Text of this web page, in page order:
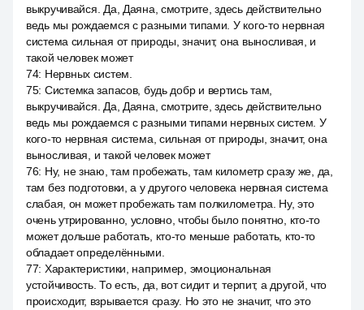
выкручивайся. Да, Даяна, смотрите, здесь действительно
ведь мы рождаемся с разными типами. У кого-то нервная
система сильная от природы, значит, она выносливая, и
такой человек может
74: Нервных систем.
75: Системка запасов, будь добр и вертись там,
выкручивайся. Да, Даяна, смотрите, здесь действительно
ведь мы рождаемся с разными типами нервных систем. У
кого-то нервная система, сильная от природы, значит, она
выносливая, и такой человек может
76: Ну, не знаю, там пробежать, там километр сразу же, да,
там без подготовки, а у другого человека нервная система
слабая, он может пробежать там полкилометра. Ну, это
очень утрированно, условно, чтобы было понятно, кто-то
может дольше работать, кто-то меньше работать, кто-то
обладает определёнными.
77: Характеристики, например, эмоциональная
устойчивость. То есть, да, вот сидит и терпит, а другой, что
происходит, взрывается сразу. Но это не значит, что это